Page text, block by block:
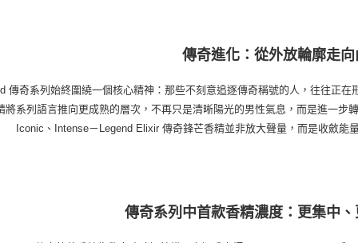
傳奇進化：從外放輪廓走
傳奇系列始終圍繞一個核心精神：那些不刻意追逐傳奇稱號的人，往往正
將系列語言推向更成熟的層次，不再只是清晰陽光的男性氣息，而是進一步
Iconic、Intense－Legend Elixir 傳奇鋒芒香精並非放大聲量，而是收斂能
傳奇系列中首款香精濃度：更集中